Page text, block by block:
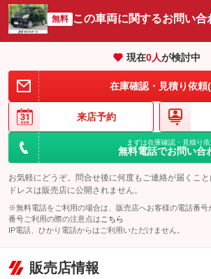
サイドカメラ
：装備なし ルーフ
：装備
：装備なし
：装備
無料 この車両に関するお問い合
現在0人が検討中
在庫確認・見積り依頼
来店予約
まずは在庫確認・見積り
無料電話でお問い合
お気軽にどうぞ。問合せ後に何度もご連絡が届くこ
ドレスは販売店に公開されません。
※無料電話をご利用の場合は、販売店へお客様の電話番号
番号ご利用の際の注意点は こちら
IP電話、ひかり電話からはご利用いただけません。
販売店情報